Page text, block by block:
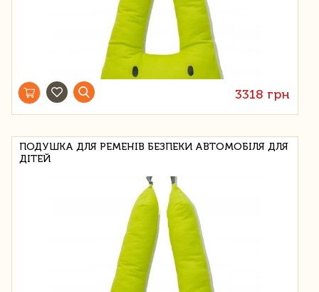
3318 грн
ПОДУШКА ДЛЯ РЕМЕНІВ БЕЗПЕКИ АВТОМОБІЛЯ ДЛЯ
ДІТЕЙ